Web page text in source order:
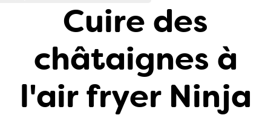
Cuire des
châtaignes à
l'air fryer Ninja